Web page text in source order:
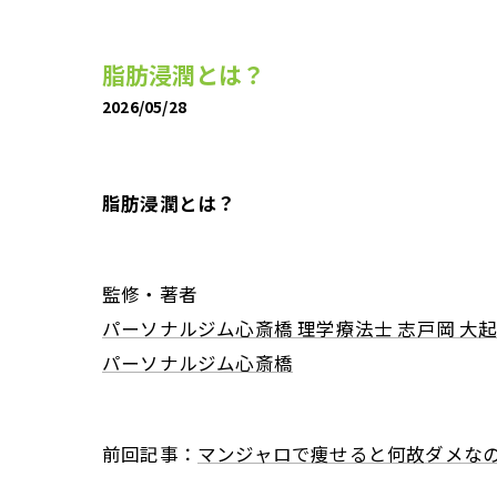
脂肪浸潤とは？
2026/05/28
脂肪浸潤とは？
監修・著者
パーソナルジム心斎橋 理学療法士 志戸岡 大起
パーソナルジム心斎橋
前回記事： マンジャロで痩せると何故ダメな